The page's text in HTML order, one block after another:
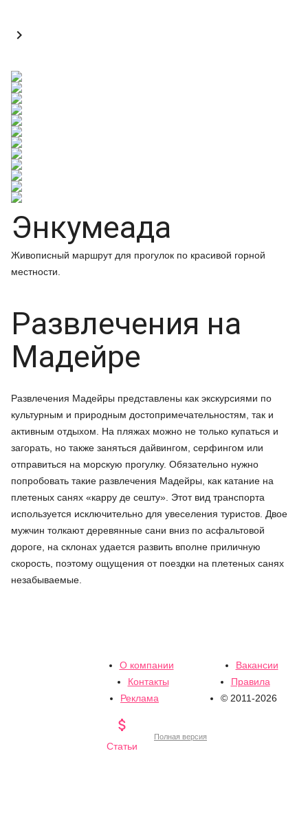

Энкумеада
Живописный маршрут для прогулок по красивой горной
местности.
Развлечения на
Мадейре
Развлечения Мадейры представлены как экскурсиями по
культурным и природным достопримечательностям, так и
активным отдыхом. На пляжах можно не только купаться и
загорать, но также заняться дайвингом, серфингом или
отправиться на морскую прогулку. Обязательно нужно
попробовать такие развлечения Мадейры, как катание на
плетеных санях «карру де сешту». Этот вид транспорта
используется исключительно для увеселения туристов. Двое
мужчин толкают деревянные сани вниз по асфальтовой
дороге, на склонах удается развить вполне приличную
скорость, поэтому ощущения от поездки на плетеных санях
незабываемые.
О компании
Вакансии
Контакты
Правила
Реклама
© 2011-2026

Статьи
Полная версия